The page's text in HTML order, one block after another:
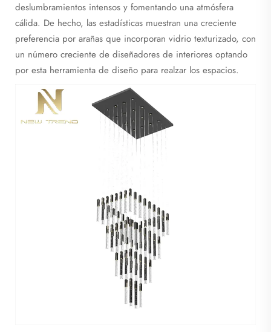
deslumbramientos intensos y fomentando una atmósfera
cálida. De hecho, las estadísticas muestran una creciente
preferencia por arañas que incorporan vidrio texturizado, con
un número creciente de diseñadores de interiores optando
por esta herramienta de diseño para realzar los espacios.